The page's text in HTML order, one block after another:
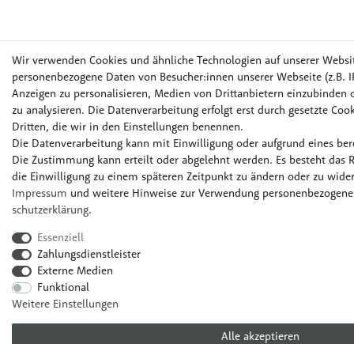
Wir verwenden Cookies und ähnliche Technologien auf unserer
personenbezogene Daten von Besucher:innen unserer Webseite (z.B.
Anzeigen zu personalisieren, Medien von Drittanbietern einzubinden
zu analysieren. Die Datenverarbeitung erfolgt erst durch gesetzte
Dritten, die wir in den Einstellungen benennen.
Die Datenverarbeitung kann mit Einwilligung oder aufgrund eines
Die Zustimmung kann erteilt oder abgelehnt werden. Es besteht das
die Einwilligung zu einem späteren Zeitpunkt zu ändern oder zu
Impressum und weitere Hinweise zur Verwendung
schutz­erklärung.
Essenziell
Zahlungsdienstleister
Externe Medien
Funktional
Weitere Einstellungen
Alle akzeptieren